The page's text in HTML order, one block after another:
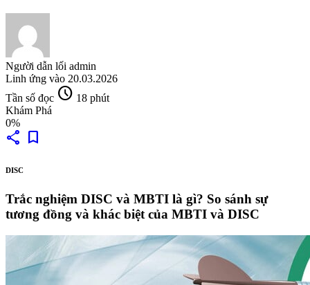
Người dẫn lối admin
Linh ứng vào 20.03.2026
Tần số đọc schedule 18 phút
Khám Phá
0%
share bookmark
DISC
Trắc nghiệm DISC và MBTI là gì? So sánh sự
tương đồng và khác biệt của MBTI và DISC